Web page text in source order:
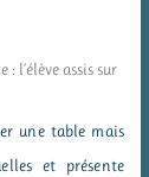
l’élève assis sur
une table mais
et présente